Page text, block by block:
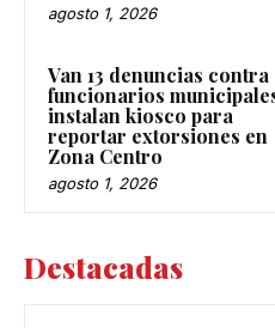
agosto 1, 2026
Van 13 denuncias contra
funcionarios
instalan kiosco para
reportar extorsiones en
Zona Centro
agosto 1, 2026
Destacadas